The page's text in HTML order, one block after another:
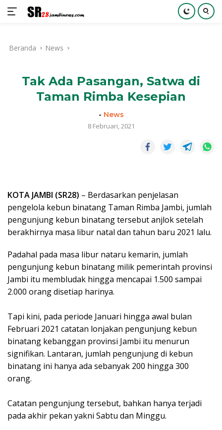
kontenBeranda News
Tak Ada Pasangan, Satwa di
Taman Rimba Kesepian
- News
8 Februari, 2021
KOTA JAMBI (SR28) – Berdasarkan penjelasan
pengelola kebun binatang Taman Rimba Jambi, jumlah
pengunjung kebun binatang tersebut anjlok setelah
berakhirnya masa libur natal dan tahun baru 2021 lalu.
Padahal pada masa libur nataru kemarin, jumlah
pengunjung kebun binatang milik pemerintah provinsi
Jambi itu membludak hingga mencapai 1.500 sampai
2.000 orang disetiap harinya.
Tapi kini, pada periode Januari hingga awal bulan
Februari 2021 catatan lonjakan pengunjung kebun
binatang kebanggan provinsi Jambi itu menurun
signifikan. Lantaran, jumlah pengunjung di kebun
binatang ini hanya ada sebanyak 200 hingga 300
orang.
Catatan pengunjung tersebut, bahkan hanya terjadi
pada akhir pekan yakni Sabtu dan Minggu.